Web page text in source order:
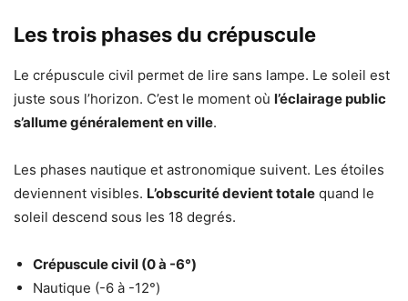
Les trois phases du crépuscule
Le crépuscule civil permet de lire sans lampe. Le soleil est
juste sous l’horizon. C’est le moment où l’éclairage public
s’allume généralement en ville.
Les phases nautique et astronomique suivent. Les étoiles
deviennent visibles. L’obscurité devient totale quand le
soleil descend sous les 18 degrés.
Crépuscule civil (0 à -6°)
Nautique (-6 à -12°)